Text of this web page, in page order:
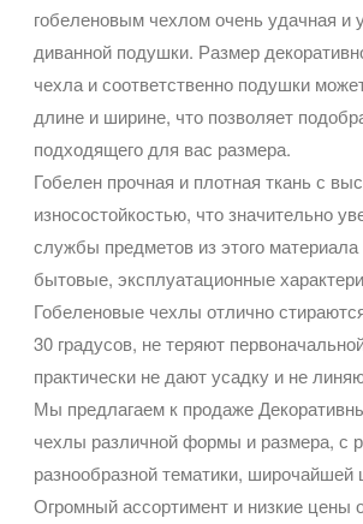
гобеленовым чехлом очень удачная
диванной подушки. Размер
чехла и соответственно подушки
длине и ширине, что позволяет
подходящего для вас размера.
Гобелен прочная и плотная ткань с
износостойкостью, что значительно
службы предметов из этого
бытовые, эксплуатационные
Гобеленовые чехлы отлично
30 градусов, не теряют
практически не дают усадку и не
Мы предлагаем к продаже
чехлы различной формы и размера, с
разнообразной тематики, широчайшей
Огромный ассортимент и низкие цены